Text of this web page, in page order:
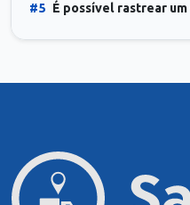
#5 É possível rastrear